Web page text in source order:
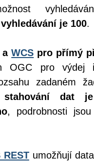
je 100.
WCS pro přímý
OGC pro výdej
zadaném
stahování dat
, podrobnosti
RESTumožňují